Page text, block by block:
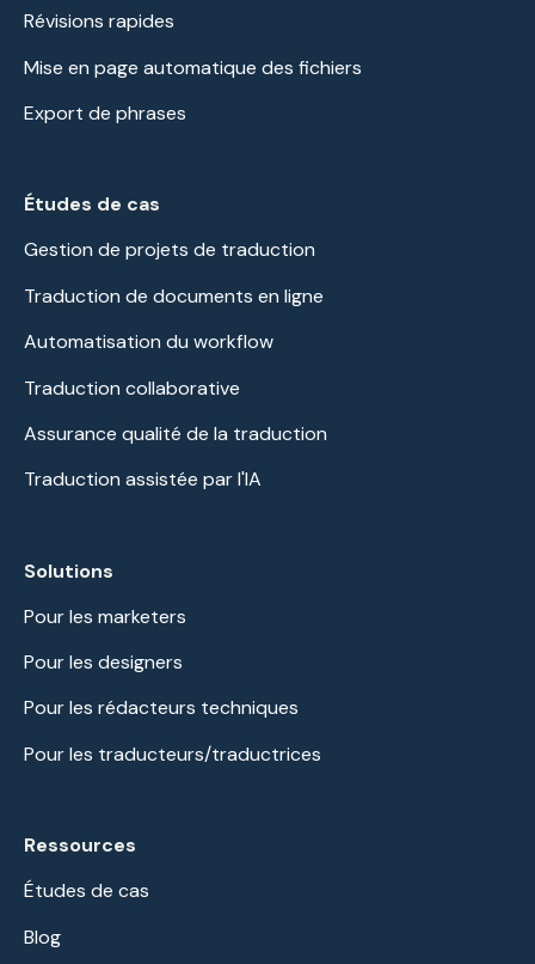
Révisions rapides
Mise en page automatique des fichiers
Export de phrases
Études de cas
Gestion de projets de traduction
Traduction de documents en ligne
Automatisation du workflow
Traduction collaborative
Assurance qualité de la traduction
Traduction assistée par l'IA
Solutions
Pour les marketers
Pour les designers
Pour les rédacteurs techniques
Pour les traducteurs/traductrices
Ressources
Études de cas
Blog